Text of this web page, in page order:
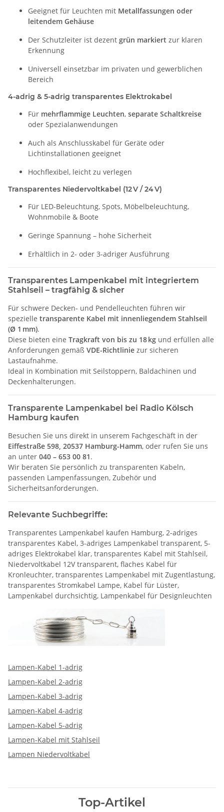
Geeignet für Leuchten mit Metallfassungen oder
leitendem Gehäuse
Der Schutzleiter ist dezent grün markiert zur klaren
Erkennung
Universell einsetzbar im privaten und gewerblichen
Bereich
4-adrig & 5-adrig transparentes Elektrokabel
Für mehrflammige Leuchten, separate Schaltkreise
oder Spezialanwendungen
Auch als Anschlusskabel für Geräte oder
Lichtinstallationen geeignet
Hochflexibel, leicht zu verlegen
Transparentes Niedervoltkabel (12 V / 24 V)
Für LED-Beleuchtung, Spots, Möbelbeleuchtung,
Wohnmobile & Boote
Geringe Spannung – hohe Sicherheit
Erhältlich in 2- oder 3-adriger Ausführung
Transparentes Lampenkabel mit integriertem
Stahlseil – tragfähig & sicher
Für schwere Decken- und Pendelleuchten führen wir
spezielle transparente Kabel mit innenliegendem Stahlseil
(Ø 1 mm).
Diese bieten eine Tragkraft von bis zu 18 kg und erfüllen alle
Anforderungen gemäß VDE-Richtlinie zur sicheren
Lastaufnahme.
Ideal in Kombination mit Seilstoppern, Baldachinen und
Deckenhalterungen.
Transparente Lampenkabel bei Radio Kölsch
Hamburg kaufen
Besuchen Sie uns direkt in unserem Fachgeschäft in der
Eiffestraße 598, 20537 Hamburg-Hamm, oder rufen Sie uns
an unter 040 – 653 00 81.
Wir beraten Sie persönlich zu transparenten Kabeln,
passenden Lampenfassungen, Zubehör und
Sicherheitsanforderungen.
Relevante Suchbegriffe:
Transparentes Lampenkabel kaufen Hamburg, 2-adriges
transparentes Kabel, 3-adriges Lampenkabel transparent, 5-
adriges Elektrokabel klar, transparentes Kabel mit Stahlseil,
Niedervoltkabel 12V transparent, flaches Kabel für
Kronleuchter, transparentes Lampenkabel mit Zugentlastung,
transparentes Stromkabel Lampe, Kabel für Lüster,
Lampenkabel durchsichtig, Lampenkabel für Designleuchten
Lampen-Kabel 1-adrig
Lampen-Kabel 2-adrig
Lampen-Kabel 3-adrig
Lampen-Kabel 4-adrig
Lampen-Kabel 5-adrig
Lampen-Kabel mit Stahlseil
Lampen Niedervoltkabel
Top-Artikel